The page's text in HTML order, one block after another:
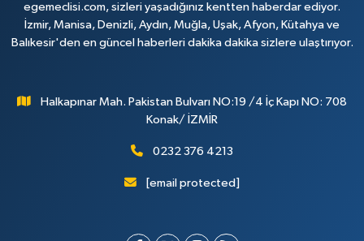
egemeclisi.com, sizleri yaşadığınız kentten haberdar ediyor.
İzmir, Manisa, Denizli, Aydın, Muğla, Uşak, Afyon, Kütahya ve
Balıkesir'den en güncel haberleri dakika dakika sizlere ulaştırıyor.
Halkapınar Mah. Pakistan Bulvarı NO:19 /4 İç Kapı NO: 708
Konak/ İZMİR
0232 376 4213
[email protected]